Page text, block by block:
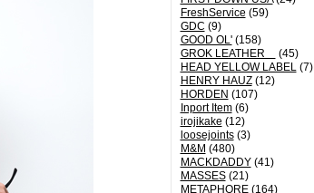
FreshService (59)
GDC (9)
GOOD OL'(158)
GROK LEATHER
(45)
HEAD YELLOW LABEL(7)
HENRY HAUZ(12)
HORDEN (107)
Inport Item(6)
irojikake (12)
loosejoints(3)
M&M (480)
MACKDADDY(41)
MASSES(21)
METAPHORE(164)